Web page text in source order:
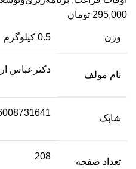
295,000 تومان
وزن 0.5 کیلوگرم
نام مولف
دکترعباس
شابک
تعداد صفحه
208